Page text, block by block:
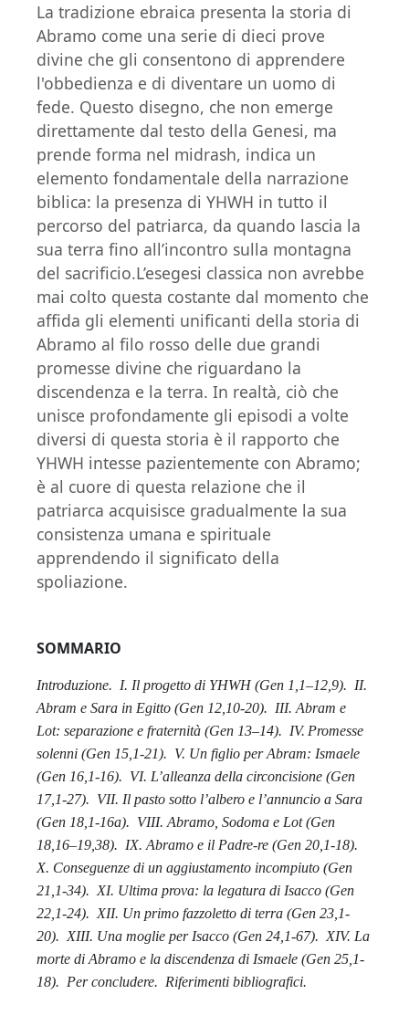
La tradizione ebraica presenta la storia di
Abramo come una serie di dieci prove
divine che gli consentono di apprendere
l'obbedienza e di diventare un uomo di
fede. Questo disegno, che non emerge
direttamente dal testo della Genesi, ma
prende forma nel midrash, indica un
elemento fondamentale della narrazione
biblica: la presenza di YHWH in tutto il
percorso del patriarca, da quando lascia la
sua terra fino all’incontro sulla montagna
del sacrificio.L’esegesi classica non avrebbe
mai colto questa costante dal momento che
affida gli elementi unificanti della storia di
Abramo al filo rosso delle due grandi
promesse divine che riguardano la
discendenza e la terra. In realtà, ciò che
unisce profondamente gli episodi a volte
diversi di questa storia è il rapporto che
YHWH intesse pazientemente con Abramo;
è al cuore di questa relazione che il
patriarca acquisisce gradualmente la sua
consistenza umana e spirituale
apprendendo il significato della
spoliazione.
SOMMARIO
Introduzione. I. Il progetto di YHWH (Gen 1,1–12,9). II.
Abram e Sara in Egitto (Gen 12,10-20). III. Abram e
Lot: separazione e fraternità (Gen 13–14). IV. Promesse
solenni (Gen 15,1-21). V. Un figlio per Abram: Ismaele
(Gen 16,1-16). VI. L’alleanza della circoncisione (Gen
17,1-27). VII. Il pasto sotto l’albero e l’annuncio a Sara
(Gen 18,1-16a). VIII. Abramo, Sodoma e Lot (Gen
18,16–19,38). IX. Abramo e il Padre-re (Gen 20,1-18).
X. Conseguenze di un aggiustamento incompiuto (Gen
21,1-34). XI. Ultima prova: la legatura di Isacco (Gen
22,1-24). XII. Un primo fazzoletto di terra (Gen 23,1-
20). XIII. Una moglie per Isacco (Gen 24,1-67). XIV. La
morte di Abramo e la discendenza di Ismaele (Gen 25,1-
18). Per concludere. Riferimenti bibliografici.